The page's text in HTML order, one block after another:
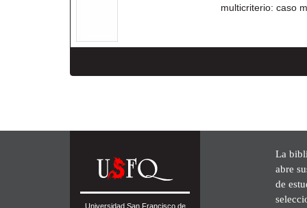
multicriterio: caso
Universidad San Francisco de
La
abre
de